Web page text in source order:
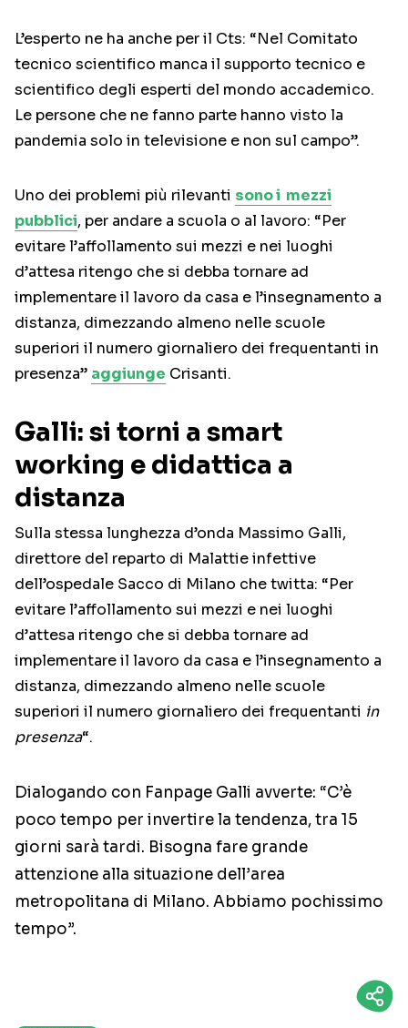
L’esperto ne ha anche per il Cts: “Nel Comitato
tecnico scientifico manca il supporto tecnico e
scientifico degli esperti del mondo accademico.
Le persone che ne fanno parte hanno visto la
pandemia solo in televisione e non sul campo”.
Uno dei problemi più rilevanti sono i mezzi
pubblici, per andare a scuola o al lavoro: “Per
evitare l’affollamento sui mezzi e nei luoghi
d’attesa ritengo che si debba tornare ad
implementare il lavoro da casa e l’insegnamento a
distanza, dimezzando almeno nelle scuole
superiori il numero giornaliero dei frequentanti in
presenza” aggiunge Crisanti.
Galli: si torni a smart
working e didattica a
distanza
Sulla stessa lunghezza d’onda Massimo Galli,
direttore del reparto di Malattie infettive
dell’ospedale Sacco di Milano che twitta: “Per
evitare l’affollamento sui mezzi e nei luoghi
d’attesa ritengo che si debba tornare ad
implementare il lavoro da casa e l’insegnamento a
distanza, dimezzando almeno nelle scuole
superiori il numero giornaliero dei frequentanti in
presenza“.
Dialogando con Fanpage Galli avverte: “C’è
poco tempo per invertire la tendenza, tra 15
giorni sarà tardi. Bisogna fare grande
attenzione alla situazione dell’area
metropolitana di Milano. Abbiamo pochissimo
tempo”.